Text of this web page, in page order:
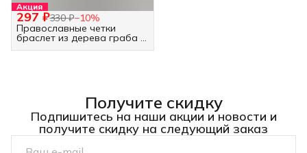
Акция
297 ₽330 ₽−10%
Православные четки
браслет из дерева граба -
Получите скидку
Подпишитесь на наши акции и новости и
получите скидку на следующий заказ